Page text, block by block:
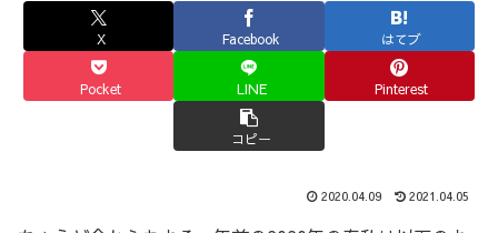
X Facebook はてブ
Pocket LINE Pinterest
コピー
2020.04.09 2021.04.05